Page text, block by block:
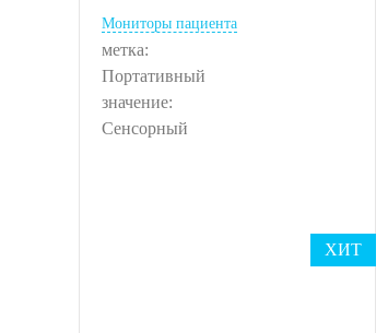
ХИТ
Мониторы пациента
метка:
Портативный
значение:
Сенсорный